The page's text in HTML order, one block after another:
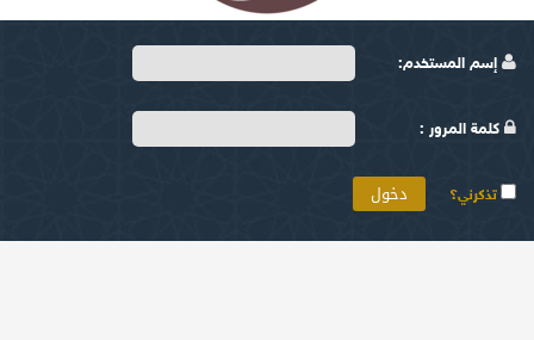
إسم المستخدم:
كلمة المرور :
تذكرني؟